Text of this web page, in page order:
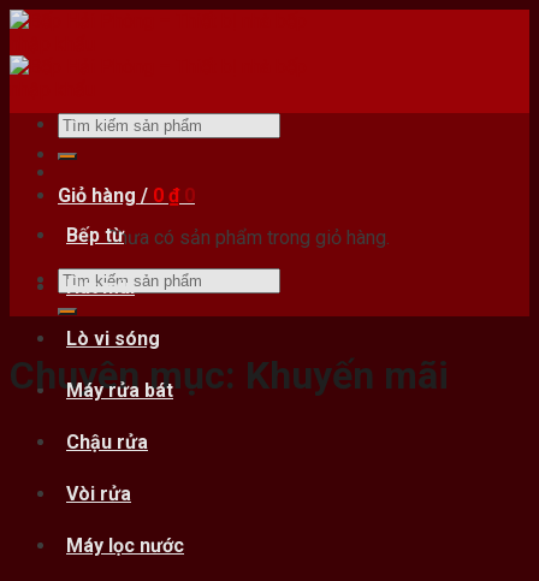
Skip
content
Bếp từ
Hút mùi
Lò vi sóng
Máy rửa bát
Chậu rửa
Vòi rửa
Máy lọc nước
Tìm
kiếm:
Giỏ hàng / 0 ₫ 0
Chưa có sản phẩm trong giỏ hàng.
Tìm
kiếm:
Chuyên mục: Khuyến mãi